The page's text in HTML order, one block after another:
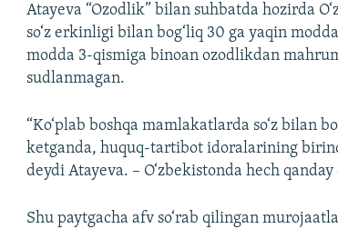
Atayeva “Ozodlik” bilan suhbatda hozirda
so‘z erkinligi bilan bog‘liq 30 ga yaqin
modda 3-qismiga binoan ozodlikdan
sudlanmagan.
“Ko‘plab boshqa mamlakatlarda so‘z bilan
ketganda, huquq-tartibot idoralarining
deydi Atayeva. – O‘zbekistonda hech
Shu paytgacha afv so‘rab qilingan